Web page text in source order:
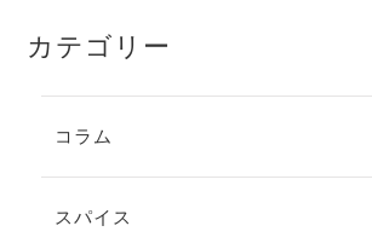
カテゴリー
コラム
スパイス